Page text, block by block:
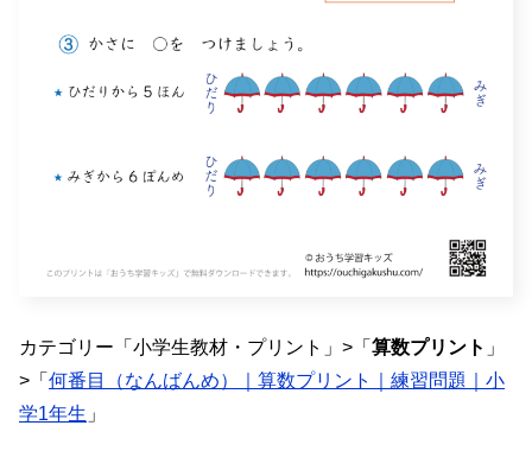
カテゴリー「小学生教材・プリント」>「 算数プリント 」
>「 何番目（なんばんめ）｜算数プリント｜練習問題｜小
学1年生 」